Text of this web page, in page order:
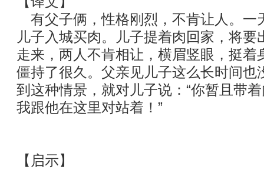
有父子俩，性格刚烈，不肯让人。一
儿子入城买肉。儿子提着肉回家，将
走来，两人不肯相让，横眉竖眼，挺着
僵持了很久。父亲见儿子这么长时间也
到这种情景，就对儿子说：“你暂且带
我跟他在这里对站着！”
【启示】